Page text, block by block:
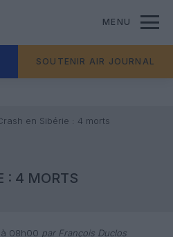
MENU
SOUTENIR AIR JOURNAL
en Sibérie : 4 morts
: 4 MORTS
à 08h00 par François Duclos